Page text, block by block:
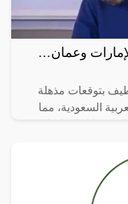
وعمان…
بتوقعات مذهلة
السعودية، مما